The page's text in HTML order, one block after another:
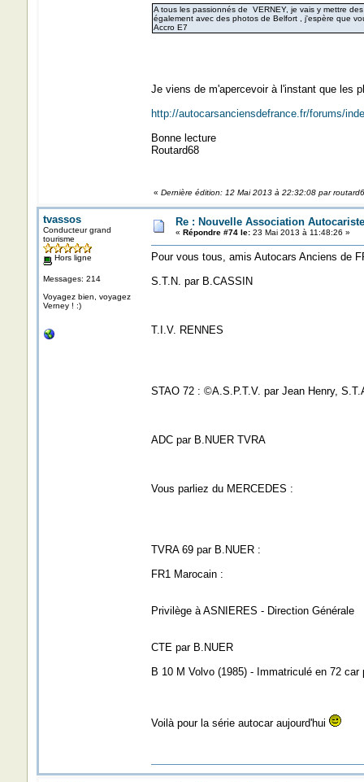
A tous les passionnés de VERNEY, je vais y mettre
également avec des photos de Belfort , j'espère que
Accro E7
Je viens de m'apercevoir à l'instant que les
http://autocarsanciensdefrance.fr/forums/
Bonne lecture
Routard68
« Dernière édition: 12 Mai 2013 à 22:32:08 par
tvassos
Conducteur grand
tourisme
Hors ligne
Messages: 214
Voyagez bien, voyagez
Verney ! :)
Re : Nouvelle Association
« Répondre #74 le:23 Mai 2013 à 11:48:26 »
Pour vous tous, amis Autocars Anciens de
S.T.N. par B.CASSIN
T.I.V. RENNES
STAO 72 : ©A.S.P.T.V. par Jean Henry,
ADC par B.NUER TVRA
Vous parliez du MERCEDES :
TVRA 69 par B.NUER :
FR1 Marocain :
Privilège à ASNIERES - Direction Générale
CTE par B.NUER
B 10 M Volvo (1985) - Immatriculé en 72
Voilà pour la série autocar aujourd'hui